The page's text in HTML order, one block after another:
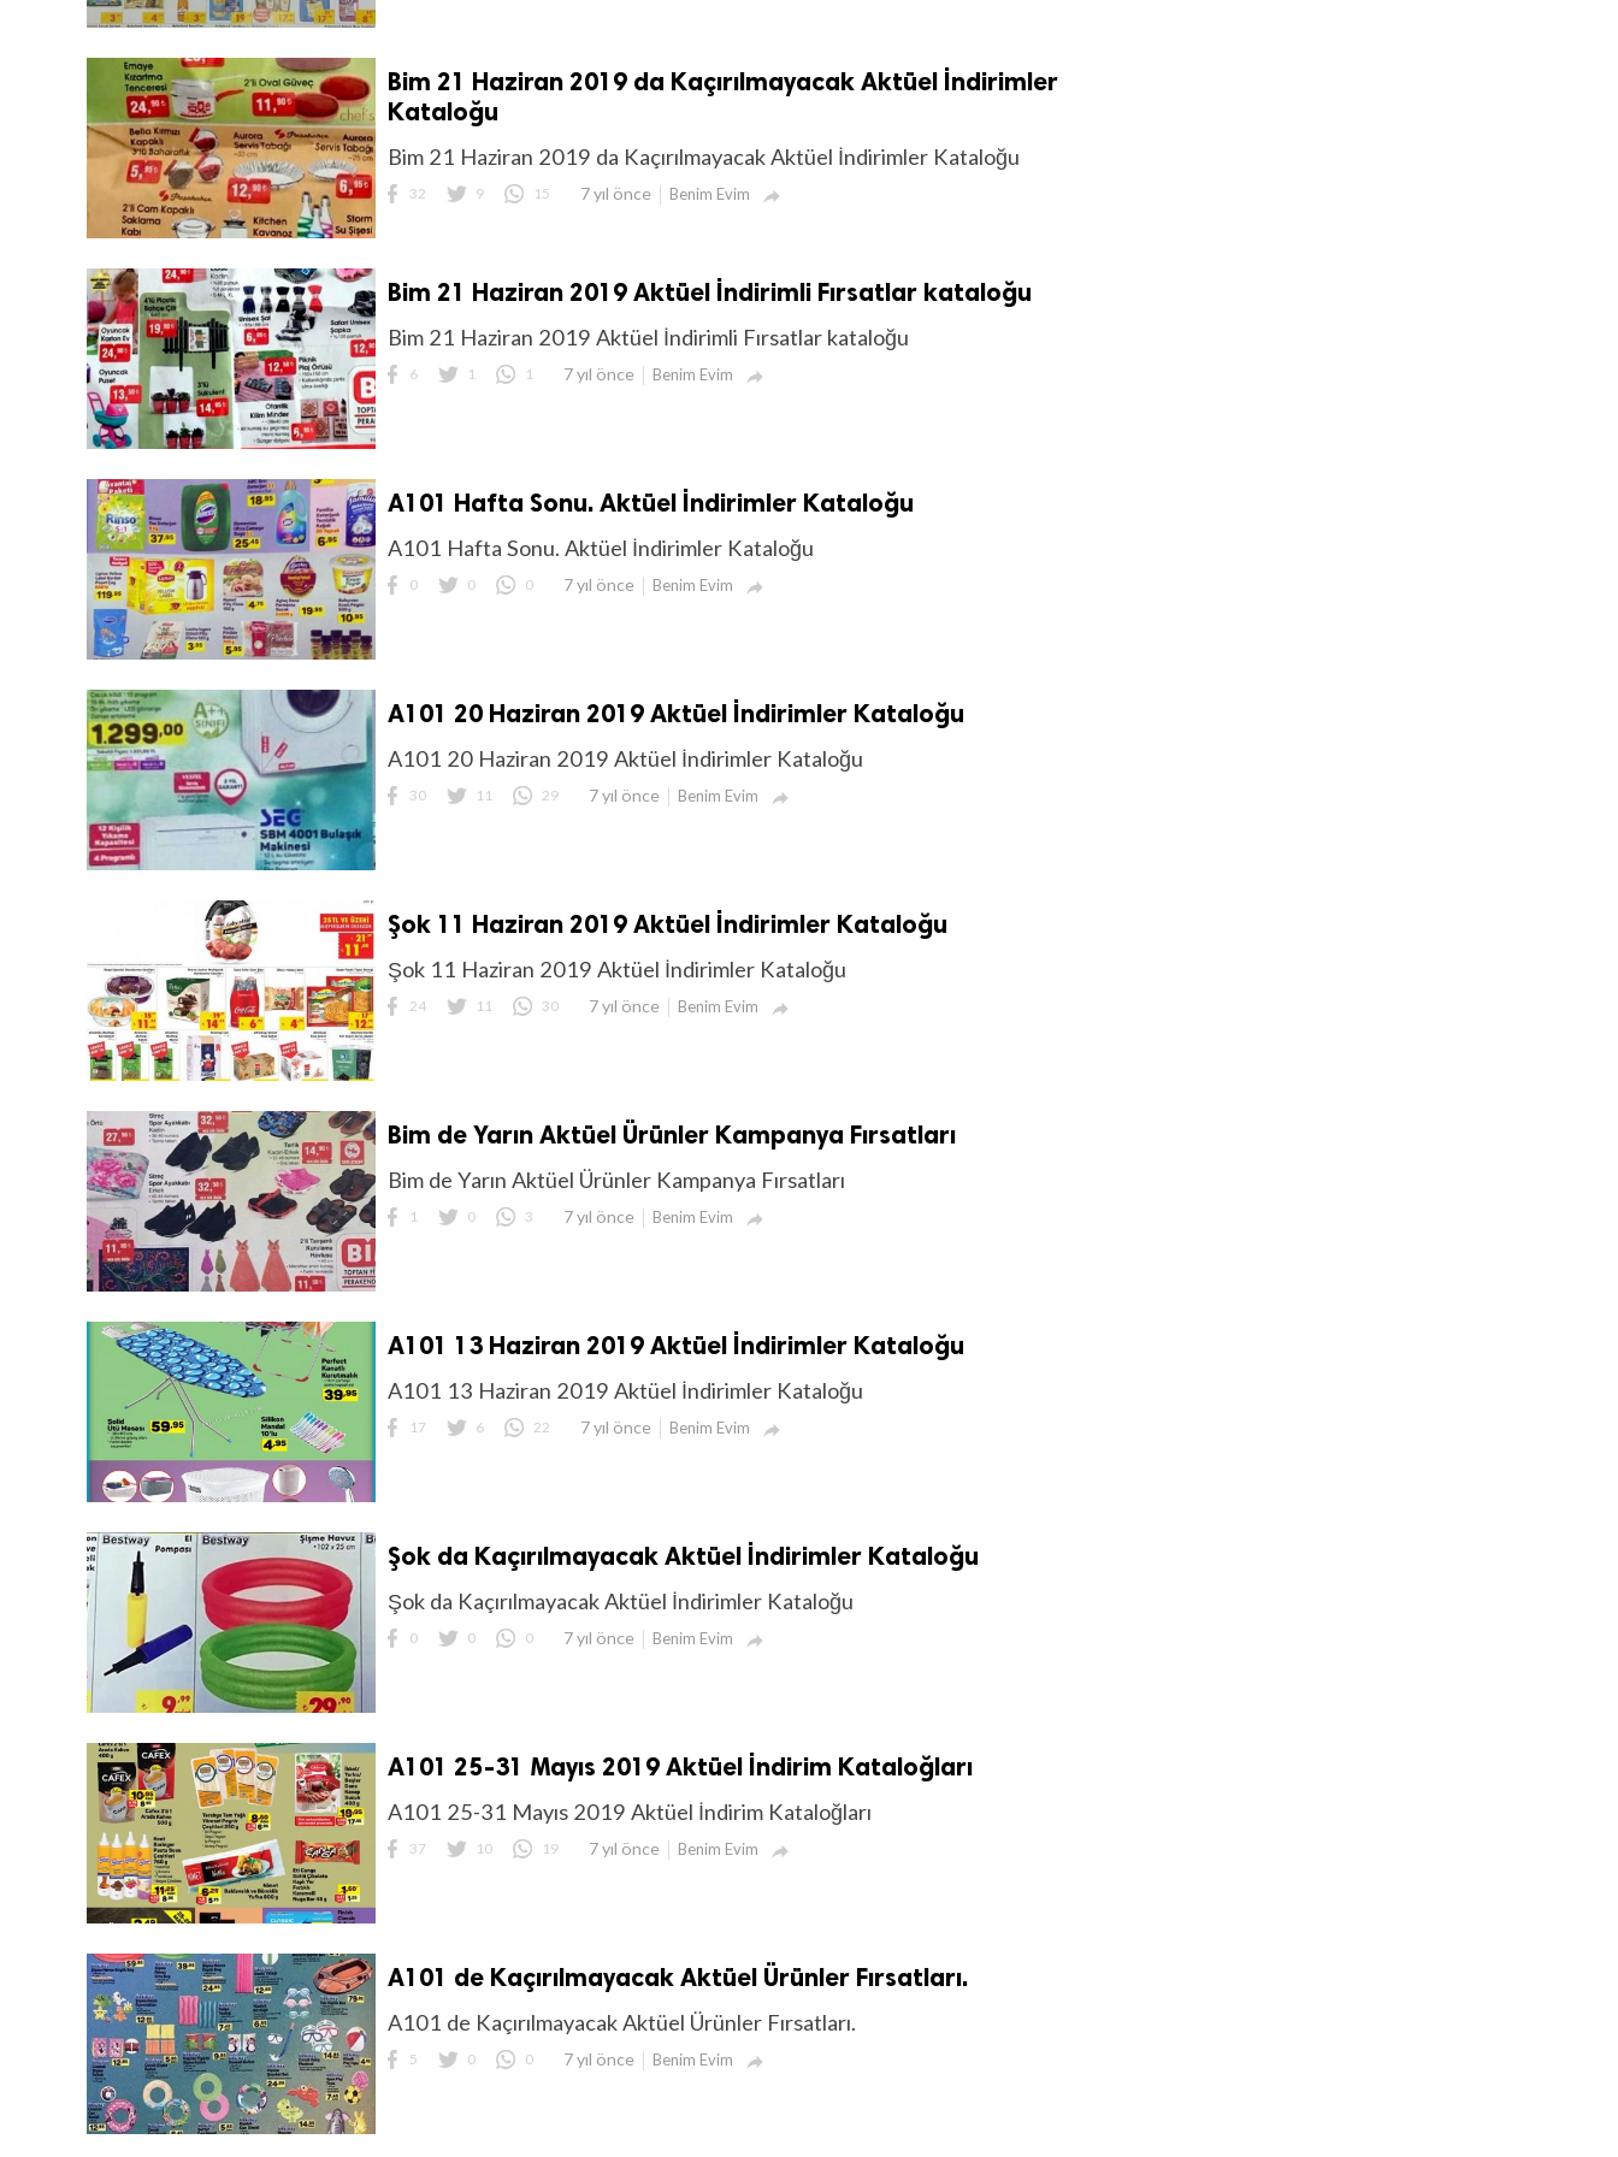
Bim 21 Haziran 2019 da Kaçırılmayacak Aktüel İndirimler
Kataloğu
Bim 21 Haziran 2019 da Kaçırılmayacak Aktüel İndirimler Kataloğu
32 9 15 7 yıl önce Benim Evim 
Bim 21 Haziran 2019 Aktüel İndirimli Fırsatlar kataloğu
Bim 21 Haziran 2019 Aktüel İndirimli Fırsatlar kataloğu
6 1 1 7 yıl önce Benim Evim 
A101 Hafta Sonu. Aktüel İndirimler Kataloğu
A101 Hafta Sonu. Aktüel İndirimler Kataloğu
0 0 0 7 yıl önce Benim Evim 
A101 20 Haziran 2019 Aktüel İndirimler Kataloğu
A101 20 Haziran 2019 Aktüel İndirimler Kataloğu
30 11 29 7 yıl önce Benim Evim 
Şok 11 Haziran 2019 Aktüel İndirimler Kataloğu
Şok 11 Haziran 2019 Aktüel İndirimler Kataloğu
24 11 30 7 yıl önce Benim Evim 
Bim de Yarın Aktüel Ürünler Kampanya Fırsatları
Bim de Yarın Aktüel Ürünler Kampanya Fırsatları
1 0 3 7 yıl önce Benim Evim 
A101 13 Haziran 2019 Aktüel İndirimler Kataloğu
A101 13 Haziran 2019 Aktüel İndirimler Kataloğu
17 6 22 7 yıl önce Benim Evim 
Şok da Kaçırılmayacak Aktüel İndirimler Kataloğu
Şok da Kaçırılmayacak Aktüel İndirimler Kataloğu
0 0 0 7 yıl önce Benim Evim 
A101 25-31 Mayıs 2019 Aktüel İndirim Kataloğları
A101 25-31 Mayıs 2019 Aktüel İndirim Kataloğları
37 10 19 7 yıl önce Benim Evim 
A101 de Kaçırılmayacak Aktüel Ürünler Fırsatları.
A101 de Kaçırılmayacak Aktüel Ürünler Fırsatları.
5 0 0 7 yıl önce Benim Evim 